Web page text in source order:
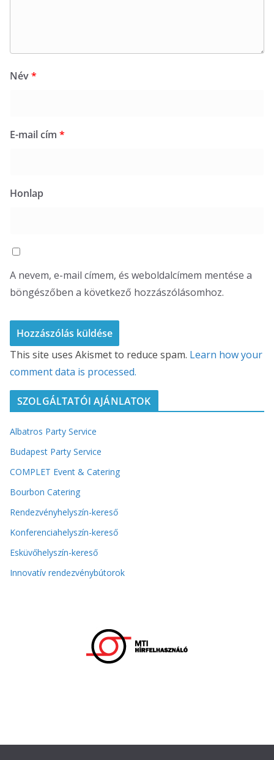
Név*
E-mail cím *
Honlap
A nevem, e-mail címem, és weboldalcímem mentése a
böngészőben a következő hozzászólásomhoz.
This site uses Akismet to reduce spam. Learn how your
comment data is processed.
SZOLGÁLTATÓI AJÁNLATOK
Albatros Party Service
Budapest Party Service
COMPLET Event & Catering
Bourbon Catering
Rendezvényhelyszín-kereső
Konferenciahelyszín-kereső
Esküvőhelyszín-kereső
Innovatív rendezvénybútorok